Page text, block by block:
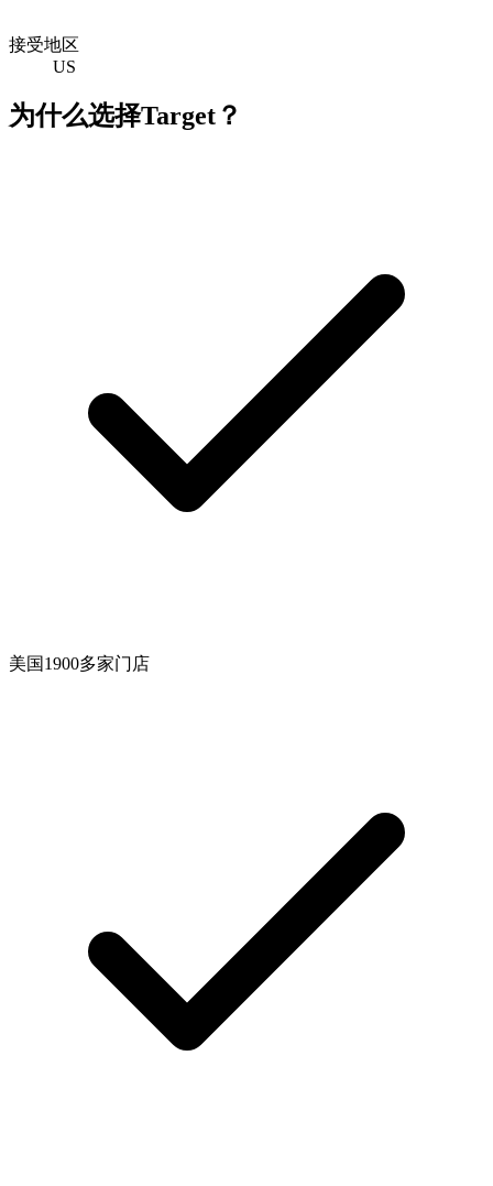
接受地区
US
为什么选择Target？
美国1900多家门店